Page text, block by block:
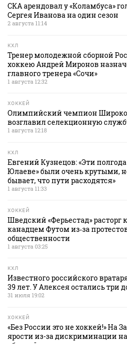
СКА арендовал у «Коламбуса»
Сергея Иванова на один сезон
2 августа 11:14
КХЛ
Тренер молодежной сборной
хоккею Андрей Миронов
главного тренера «Сочи»
1 августа 12:32
ХОККЕЙ
Олимпийский чемпион
возглавил селекционную
1 августа 12:18
КХЛ
Евгений Кузнецов: «Эти полгода
Юлаеве» были очень крутыми,
бывает, что пути расходятся»
1 августа 11:33
ХОККЕЙ
Шведский «Ферьестад» расторг
канадцем Футом из‑за
общественности
1 августа 03:25
КХЛ
Известного российского
39 лет. У Алексея остались три
31 июля 19:02
ХОККЕЙ
«Без России это не хоккей!» На
ярости из-за дискриминации